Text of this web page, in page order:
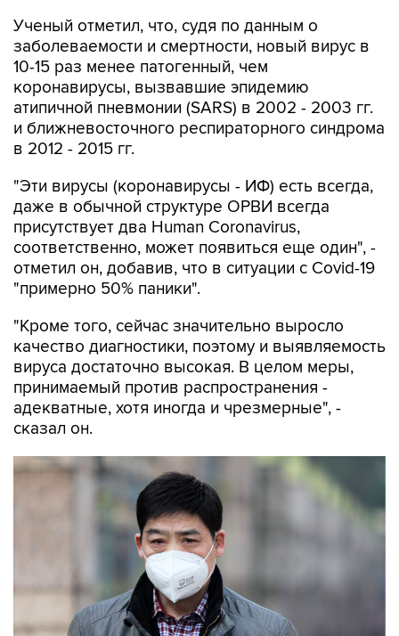
Ученый отметил, что, судя по данным о
заболеваемости и смертности, новый вирус в
10-15 раз менее патогенный, чем
коронавирусы, вызвавшие эпидемию
атипичной пневмонии (SARS) в 2002 - 2003 гг.
и ближневосточного респираторного синдрома
в 2012 - 2015 гг.
"Эти вирусы (коронавирусы - ИФ) есть всегда,
даже в обычной структуре ОРВИ всегда
присутствует два Human Coronavirus,
соответственно, может появиться еще один", -
отметил он, добавив, что в ситуации с Covid-19
"примерно 50% паники".
"Кроме того, сейчас значительно выросло
качество диагностики, поэтому и выявляемость
вируса достаточно высокая. В целом меры,
принимаемый против распространения -
адекватные, хотя иногда и чрезмерные", -
сказал он.